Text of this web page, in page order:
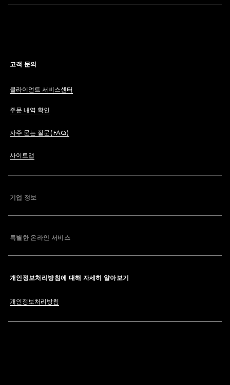
고객 문의
클라이언트 서비스센터
주문 내역 확인
자주 묻는 질문(FAQ)
사이트맵
기업 정보
특별한 온라인 서비스
개인정보처리방침에 대해 자세히 알아보기
개인정보처리방침